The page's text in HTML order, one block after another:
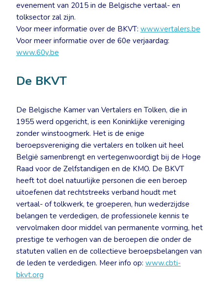
evenement van 2015 in de Belgische vertaal- en
tolksector zal zijn.
Voor meer informatie over de BKVT: www.vertalers.be
Voor meer informatie over de 60e verjaardag:
www.60y.be
De BKVT
De Belgische Kamer van Vertalers en Tolken, die in
1955 werd opgericht, is een Koninklijke vereniging
zonder winstoogmerk. Het is de enige
beroepsvereniging die vertalers en tolken uit heel
België samenbrengt en vertegenwoordigt bij de Hoge
Raad voor de Zelfstandigen en de KMO. De BKVT
heeft tot doel natuurlijke personen die een beroep
uitoefenen dat rechtstreeks verband houdt met
vertaal- of tolkwerk, te groeperen, hun wederzijdse
belangen te verdedigen, de professionele kennis te
vervolmaken door middel van permanente vorming, het
prestige te verhogen van de beroepen die onder de
statuten vallen en de collectieve beroepsbelangen van
de leden te verdedigen. Meer info op: www.cbti-
bkvt.org